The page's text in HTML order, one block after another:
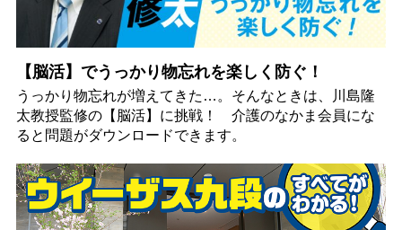
【脳活】でうっかり物忘れを楽しく防ぐ！
うっかり物忘れが増えてきた…。そんなときは、川島隆
太教授監修の【脳活】に挑戦！ 介護のなかま会員にな
ると問題がダウンロードできます。